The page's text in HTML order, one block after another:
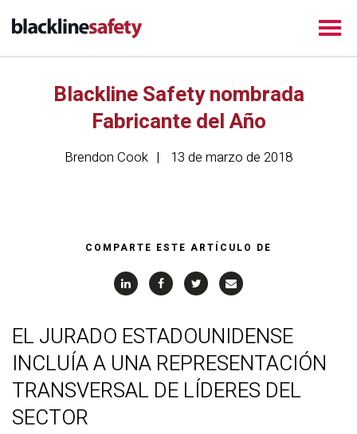
Blackline Safety nombrada
Fabricante del Año
Brendon Cook 13 de marzo de 2018
COMPARTE ESTE ARTÍCULO DE
EL JURADO ESTADOUNIDENSE
INCLUÍA A UNA REPRESENTACIÓN
TRANSVERSAL DE LÍDERES DEL
SECTOR